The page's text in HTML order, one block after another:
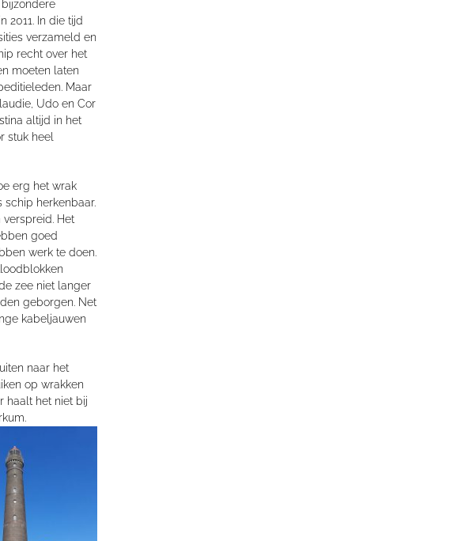
2011. In die tijd
verzameld en
recht over het
moeten laten
Maar
Udo en Cor
altijd in het
stuk heel
erg het wrak
schip herkenbaar.
Het
goed
werk te doen.
zee niet langer
geborgen. Net
kabeljauwen
naar het
op wrakken
haalt het niet bij
um.